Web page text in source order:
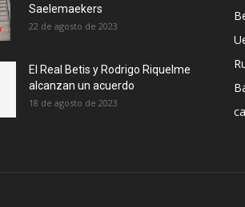
Saelemaekers
22 de agosto de 2023
El Real Betis y Rodrigo Riquelme
alcanzan un acuerdo
18 de agosto de 2023